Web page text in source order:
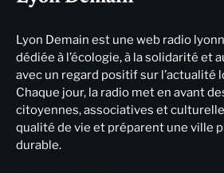
Lyon Demain est une web radio
dédiée à l’écologie, à la solidarité et
avec un regard positif sur l’actualité
Chaque jour, la radio met en avant
citoyennes, associatives et
qualité de vie et préparent une ville
durable.